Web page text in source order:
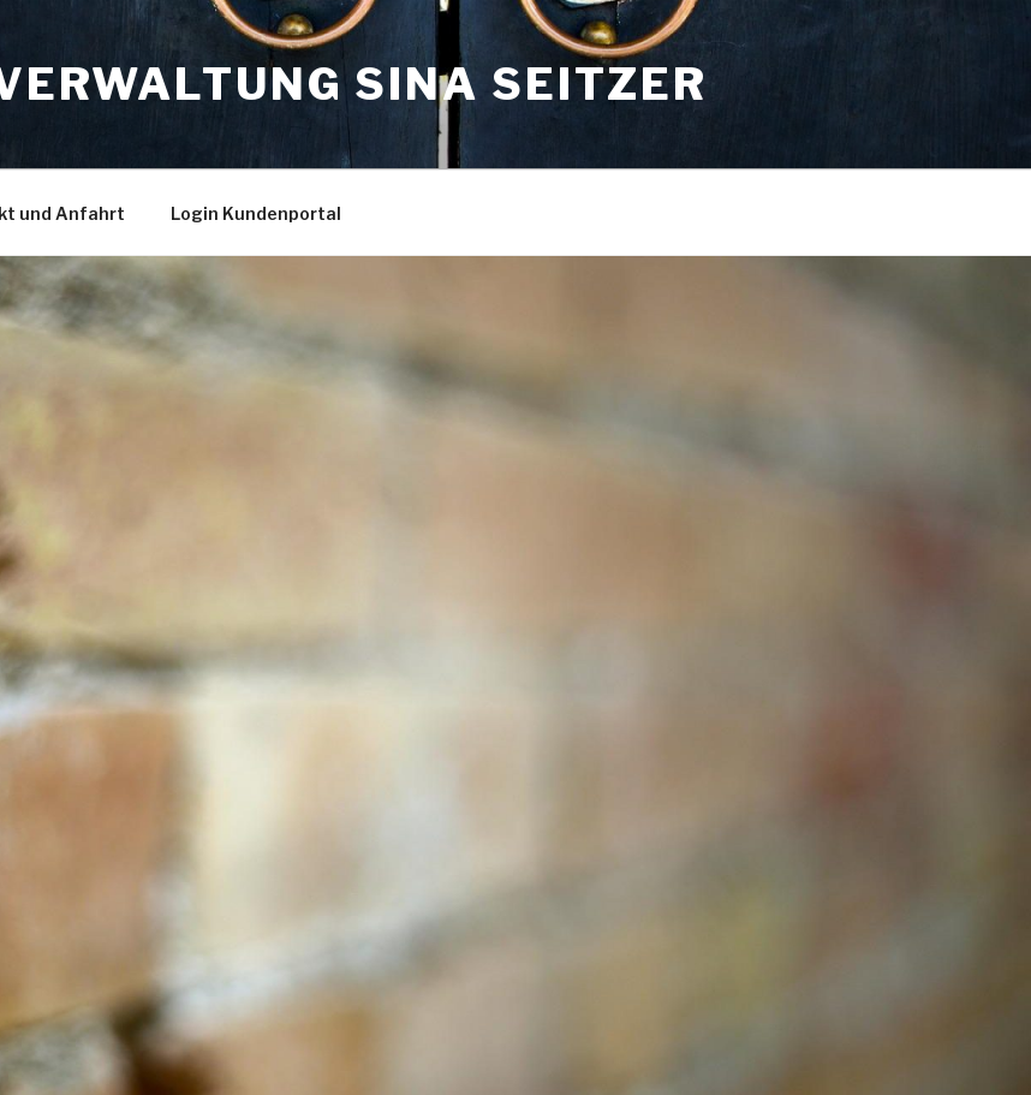
SINA SEITZER
und Anfahrt Login Kundenportal